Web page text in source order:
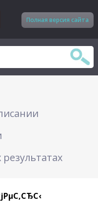
Полная версия сайта